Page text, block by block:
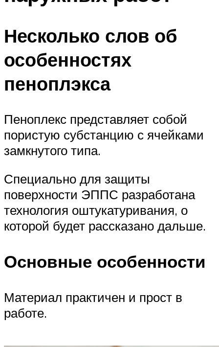
Несколько слов об
особенностях
пеноплэкса
Пеноплекс представляет собой
пористую субстанцию с ячейками
замкнутого типа.
Специально для защиты
поверхности ЭППС разработана
технология оштукатуривания, о
которой будет рассказано дальше.
Основные особенности
Материал практичен и прост в
работе.